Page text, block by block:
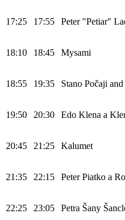
17:25 17:55 Peter "Petiar"
18:10 18:45 Mysami
18:55 19:35 Stano Počaji
19:50 20:30 Edo Klena a
20:45 21:25 Kalumet
21:35 22:15 Peter Piatko a
22:25 23:05 Petra Šany